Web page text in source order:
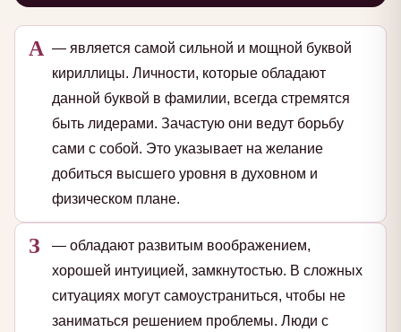
А — является самой сильной и мощной буквой
кириллицы. Личности, которые обладают
данной буквой в фамилии, всегда стремятся
быть лидерами. Зачастую они ведут борьбу
сами с собой. Это указывает на желание
добиться высшего уровня в духовном и
физическом плане.
З
— обладают развитым воображением,
хорошей интуицией, замкнутостью. В сложных
ситуациях могут самоустраниться, чтобы не
заниматься решением проблемы. Люди с